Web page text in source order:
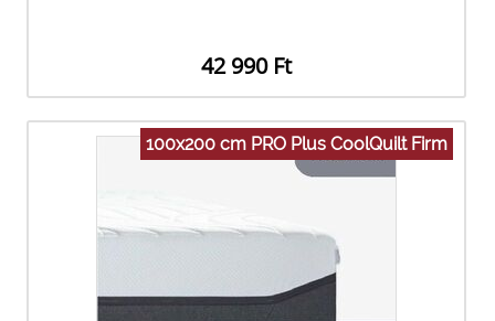
42 990 Ft
100x200 cm PRO Plus CoolQuilt Firm